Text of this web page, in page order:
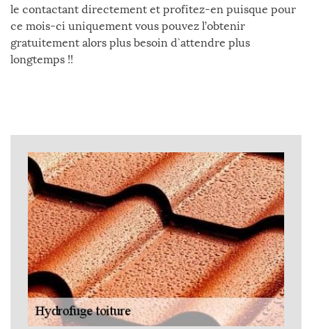
le contactant directement et profitez-en puisque pour
ce mois-ci uniquement vous pouvez l’obtenir
gratuitement alors plus besoin d`attendre plus
longtemps !!